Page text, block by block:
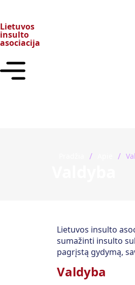
Lietuvos
insulto
asociacija
/ /
Lietuvos insulto
sumažinti insulto
pagrįstą gydymą,
Valdyba